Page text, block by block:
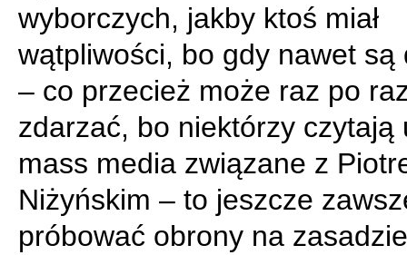
wyborczych, jakby ktoś miał
wątpliwości, bo gdy nawet są
– co przecież może raz po
zdarzać, bo niektórzy czytają
mass media związane z
Niżyńskim – to jeszcze
próbować obrony na